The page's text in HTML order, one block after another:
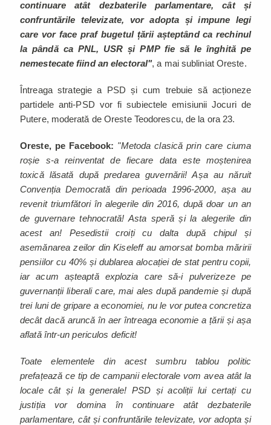
continuare atât dezbaterile parlamentare, cât și
confruntările televizate, vor adopta și impune legi
care vor face praf bugetul țării așteptând ca rechinul
la pândă ca PNL, USR și PMP fie să le înghită pe
nemestecate fiind an electoral", a mai subliniat Oreste.
Întreaga strategie a PSD și cum trebuie să acționeze
partidele anti-PSD vor fi subiectele emisiunii Jocuri de
Putere, moderată de Oreste Teodorescu, de la ora 23.
Oreste, pe Facebook: "Metoda clasică prin care ciuma
roșie s-a reinventat de fiecare data este moștenirea
toxică lăsată după predarea guvernării! Așa au năruit
Convenția Democrată din perioada 1996-2000, așa au
revenit triumfători în alegerile din 2016, după doar un an
de guvernare tehnocrată! Asta speră și la alegerile din
acest an! Pesedistii croiți cu dalta după chipul și
asemănarea zeilor din Kiseleff au amorsat bomba măririi
pensiilor cu 40% și dublarea alocației de stat pentru copii,
iar acum așteaptă explozia care să-i pulverizeze pe
guvernanții liberali care, mai ales după pandemie și după
trei luni de gripare a economiei, nu le vor putea concretiza
decât dacă aruncă în aer întreaga economie a țării și așa
aflată într-un periculos deficit!
Toate elementele din acest sumbru tablou politic
prefațează ce tip de campanii electorale vom avea atât la
locale cât și la generale! PSD și acoliții lui certați cu
justiția vor domina în continuare atât dezbaterile
parlamentare, cât și confruntările televizate, vor adopta și